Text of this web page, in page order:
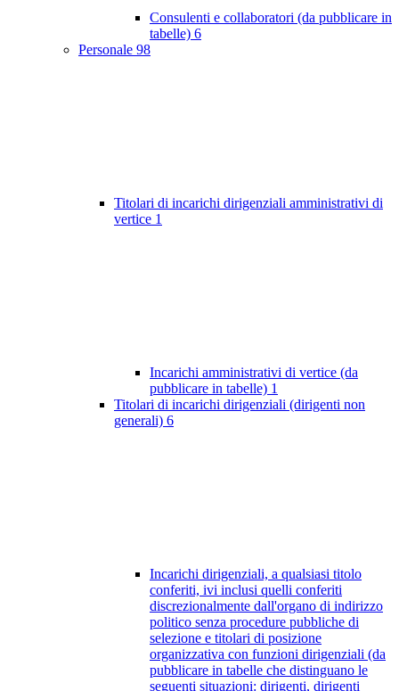
Consulenti e collaboratori (da pubblicare in
tabelle) 6
Personale 98
Titolari di incarichi dirigenziali amministrativi di
vertice 1
Incarichi amministrativi di vertice (da
pubblicare in tabelle) 1
Titolari di incarichi dirigenziali (dirigenti non
generali) 6
Incarichi dirigenziali, a qualsiasi titolo
conferiti, ivi inclusi quelli conferiti
discrezionalmente dall'organo di indirizzo
politico senza procedure pubbliche di
selezione e titolari di posizione
organizzativa con funzioni dirigenziali (da
pubblicare in tabelle che distinguano le
seguenti situazioni: dirigenti, dirigenti